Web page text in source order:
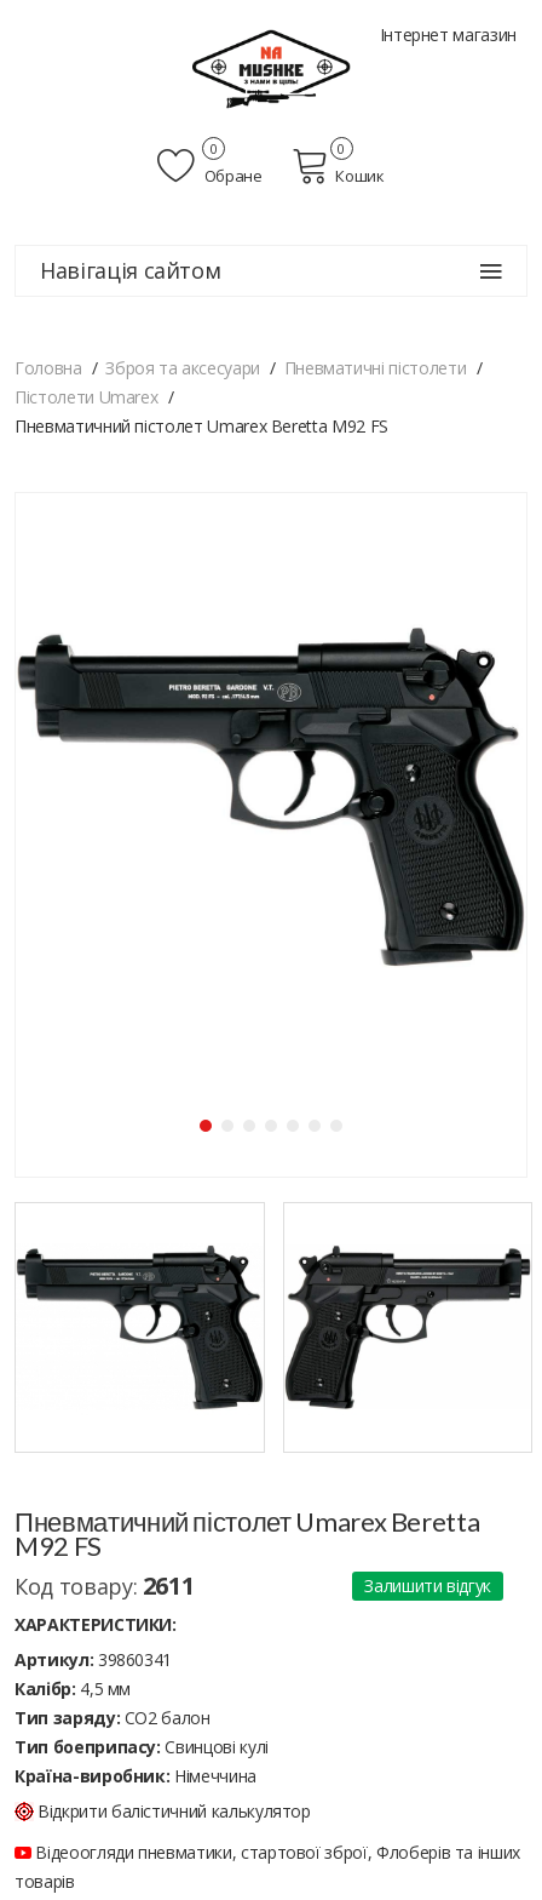
Інтернет магазин
Обране
0
Кошик
0
Навігація сайтом
Головна Зброя та аксесуари
Пневматичні пістолети
Пістолети Umarex
Пневматичний пістолет Umarex Beretta M92 FS
Пневматичний пістолет Umarex Beretta
M92 FS
Код товару: 2611
Залишити відгук
ХАРАКТЕРИСТИКИ:
Артикул: 39860341
Калібр: 4,5 мм
Тип заряду: CO2 балон
Тип боеприпасу: Cвинцові кулі
Країна-виробник: Німеччина
Відкрити балістичний калькулятор
Відеоогляди пневматики, стартової зброї, Флоберів та інших
товарів